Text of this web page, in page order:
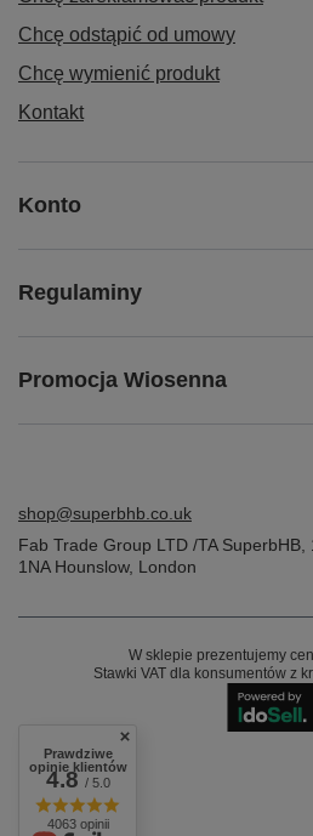
Chcę odstąpić od umowy
Chcę wymienić produkt
Kontakt
Konto
Regulaminy
Promocja Wiosenna
shop@superbhb.co.uk
Fab Trade Group LTD /TA SuperbHB
1NAHounslow, London
W sklepie prezentujemy
Stawki VAT dla konsumentów z
Prawdziwe
opinie klientów
4.8/ 5.0
4063 opinii